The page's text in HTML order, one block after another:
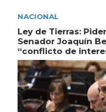
NACIONAL
Ley de Tierras:
Senador Joaquín
“conflicto de